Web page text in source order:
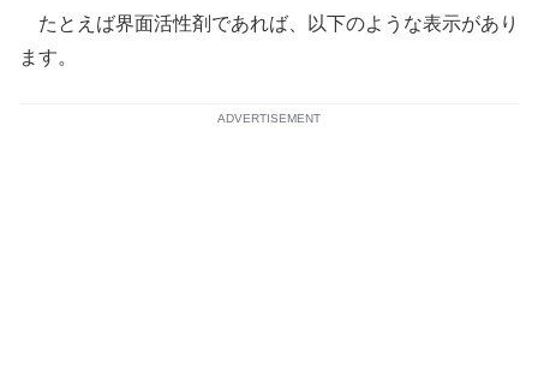
たとえば界面活性剤であれば、以下のような表示があり
ます。
ADVERTISEMENT